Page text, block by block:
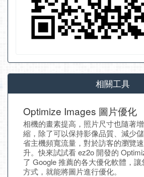
相關工具
Optimize Images 圖片優化
相機的畫素提高，照片尺寸也隨著
縮，除了可以保持影像品質、減少
省主機頻寬流量，對於訪客的瀏覽
升。快來試試看 ez2o 開發的
了 Google 推薦的各大優化軟體，
方式，就能將圖片進行優化。